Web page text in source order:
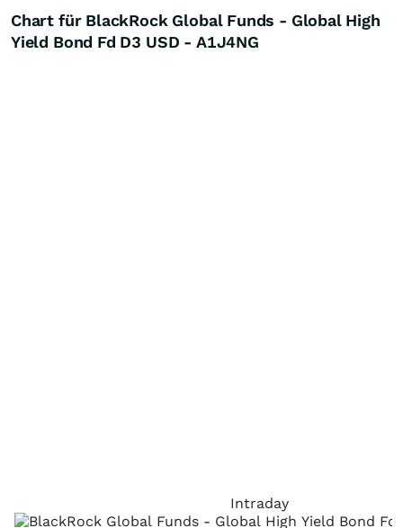
Chart für BlackRock Global Funds - Global High
Yield Bond Fd D3 USD - A1J4NG
Intraday